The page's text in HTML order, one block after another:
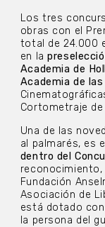
Los tres
obras con el
total de 24.000
en la
Academia de
Academia de
Cortometraje de
Una de las
al palmarés, es
dentro del
Fundación
Asociación de
está dotado
la persona del